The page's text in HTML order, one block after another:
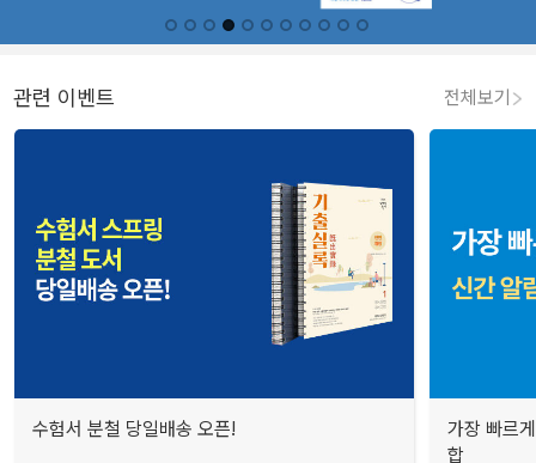
관련 이벤트 전체보기
수험서 분철 당일배송 오픈!
가장 빠르
합